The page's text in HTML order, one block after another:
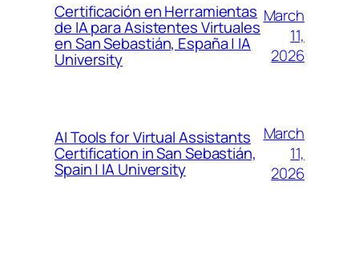
Certificación en Herramientas
de IA para Asistentes Virtuales
en San Sebastián, España | IA
University
March
11,
2026
AI Tools for Virtual Assistants
Certification in San Sebastián,
Spain | IA University
March
11,
2026